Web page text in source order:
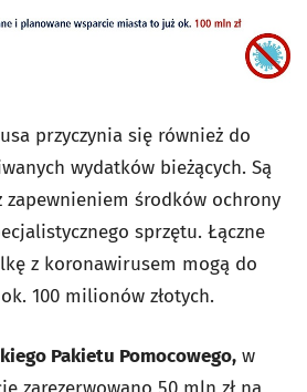
przyczynia się również do
wydatków bieżących. Są
zapewnieniem środków ochrony
sprzętu. Łączne
z koronawirusem mogą do
100 milionów złotych.
Pakietu Pomocowego, w